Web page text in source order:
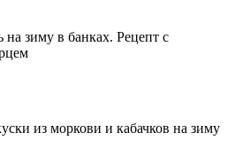
из моркови и кабачков на зиму